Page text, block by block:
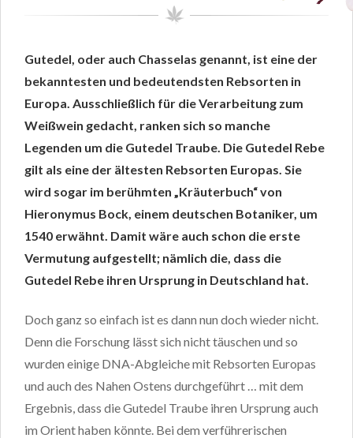
Gutedel, oder auch Chasselas genannt, ist eine der
bekanntesten und bedeutendsten Rebsorten in
Europa. Ausschließlich für die Verarbeitung zum
Weißwein gedacht, ranken sich so manche
Legenden um die Gutedel Traube. Die Gutedel Rebe
gilt als eine der ältesten Rebsorten Europas. Sie
wird sogar im berühmten „Kräuterbuch“ von
Hieronymus Bock, einem deutschen Botaniker, um
1540 erwähnt. Damit wäre auch schon die erste
Vermutung aufgestellt; nämlich die, dass die
Gutedel Rebe ihren Ursprung in Deutschland hat.
Doch ganz so einfach ist es dann nun doch wieder nicht.
Denn die Forschung lässt sich nicht täuschen und so
wurden einige DNA-Abgleiche mit Rebsorten Europas
und auch des Nahen Ostens durchgeführt … mit dem
Ergebnis, dass die Gutedel Traube ihren Ursprung auch
im Orient haben könnte. Bei dem verführerischen